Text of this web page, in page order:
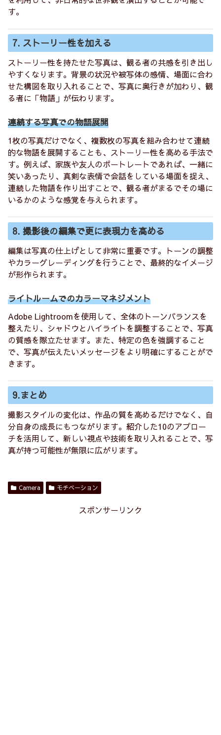
す。
7. ストーリー性を加える
ストーリー性を持たせた写真は、観る者の共感を引き出し
やすくなります。背景の状況や被写体の感情、場面に合わ
せた構図を取り入れることで、写真に奥行きが加わり、観
る者に「物語」が伝わります。
連続する写真での物語展開
1枚の写真だけでなく、複数枚の写真を組み合わせて連続
的な物語を展開することも、ストーリー性を高める手法で
す。例えば、家族や友人のポートレートであれば、一緒に
笑いあったり、真剣な表情で会話をしている場面を捉え、
連続した物語を作り出すことで、観る者がまるでその場に
いるかのような感覚を与えられます。
8. 撮影後の編集で更に表現力を高める
編集は写真の仕上げとして非常に重要です。トーンの調整
やカラーグレーディングを行うことで、最終的なイメージ
が形作られます。
ライトルームでのカラーマネジメント
Adobe Lightroomを使用して、全体のトーンバランスを
整えたり、シャドウとハイライトを調整することで、写真
の質感を際立たせます。また、特定の色を強調すること
で、写真が伝えたいメッセージをより明確にすることがで
きます。
9.まとめ
撮影スタイルの変化は、作品の質を高めるだけでなく、自
分自身の成長にもつながります。紹介した10のアプロー
チを活用して、新しい視点や技術を取り入れることで、写
真が持つ可能性が無限に広がります。
Camera モチベーション
スポンサーリンク